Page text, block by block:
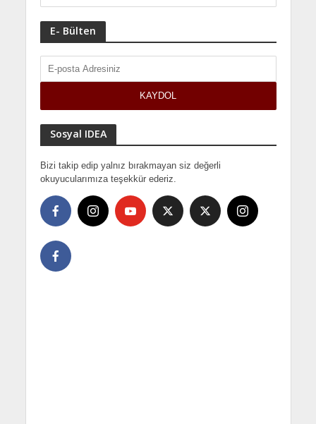
E- Bülten
Sosyal IDEA
Bizi takip edip yalnız bırakmayan siz değerli
okuyucularımıza teşekkür ederiz.